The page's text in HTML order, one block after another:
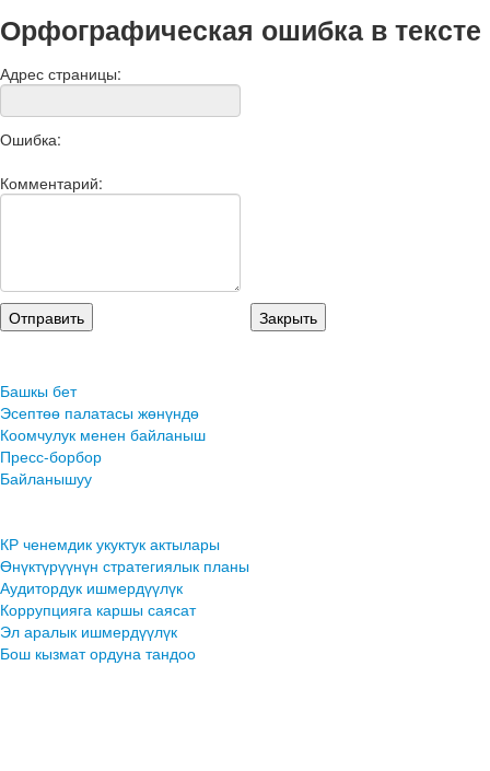
Орфографическая ошибка в тексте
Адрес страницы:
Ошибка:
Комментарий:
Башкы бет
Эсептөө палатасы жөнүндө
Коомчулук менен байланыш
Пресс-борбор
Байланышуу
КР ченемдик укуктук актылары
Өнүктүрүүнүн стратегиялык планы
Аудитордук ишмердүүлүк
Коррупцияга каршы саясат
Эл аралык ишмердүүлүк
Бош кызмат ордуна тандоо